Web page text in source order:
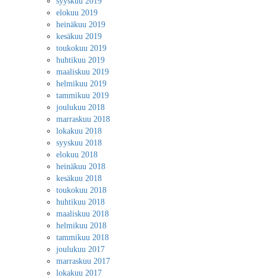
elokuu 2019
heinäkuu 2019
kesäkuu 2019
toukokuu 2019
huhtikuu 2019
maaliskuu 2019
helmikuu 2019
tammikuu 2019
joulukuu 2018
marraskuu 2018
lokakuu 2018
syyskuu 2018
elokuu 2018
heinäkuu 2018
kesäkuu 2018
toukokuu 2018
huhtikuu 2018
maaliskuu 2018
helmikuu 2018
tammikuu 2018
joulukuu 2017
marraskuu 2017
lokakuu 2017